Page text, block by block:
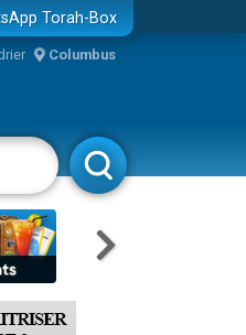
Torah-Box
Columbus